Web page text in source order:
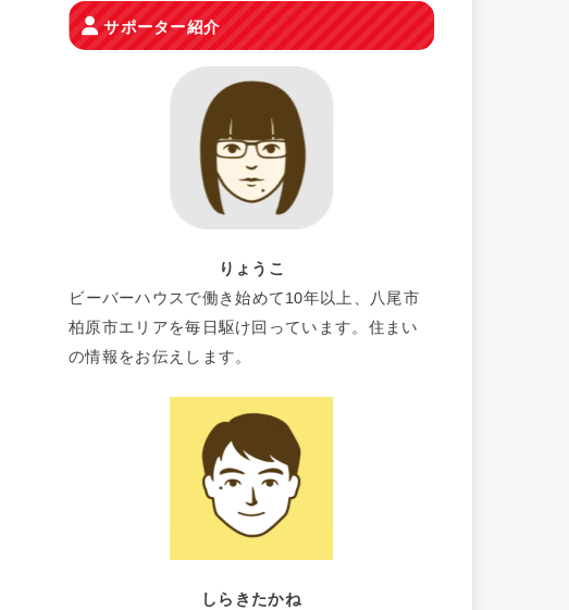
サポーター紹介
りょうこ
ビーバーハウスで働き始めて10年以上、八尾市
柏原市エリアを毎日駆け回っています。住まい
の情報をお伝えします。
しらきたかね